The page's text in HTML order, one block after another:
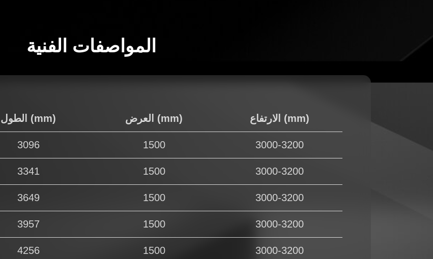
المواصفات الفنية
الطول (mm) العرض (mm) الارتفاع (mm)
3096 1500 3000-3200
3341 1500 3000-3200
3649 1500 3000-3200
3957 1500 3000-3200
4256 1500 3000-3200